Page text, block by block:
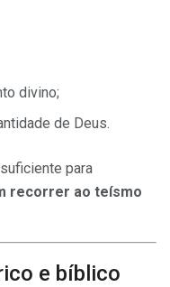
divino;
de Deus.
para
recorrer ao teísmo
e bíblico